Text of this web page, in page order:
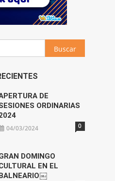
Buscar:
DE
ORDINARIAS
04/03/2024 0
DOMINGO
EN EL